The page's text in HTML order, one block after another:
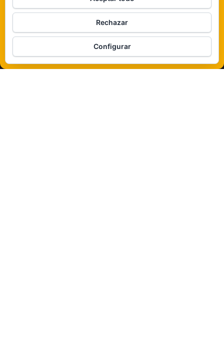
De ninguna manera
Veámos que hay aquí
Política de cookies
Funciona gracias aWordPress |Tema:Envo Magazine
Rechazar
Configurar